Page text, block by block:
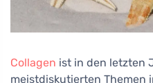
Collagen ist in den letzten
meistdiskutierten Themen